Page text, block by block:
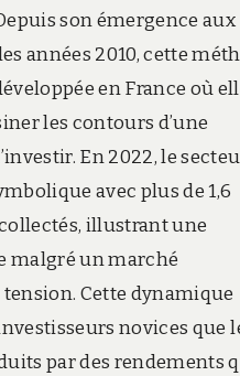
son émergence aux
années 2010, cette
en France où
les contours d’une
En 2022, le
avec plus de 1,6
illustrant une
malgré un marché
Cette dynamique
novices que
par des rendements